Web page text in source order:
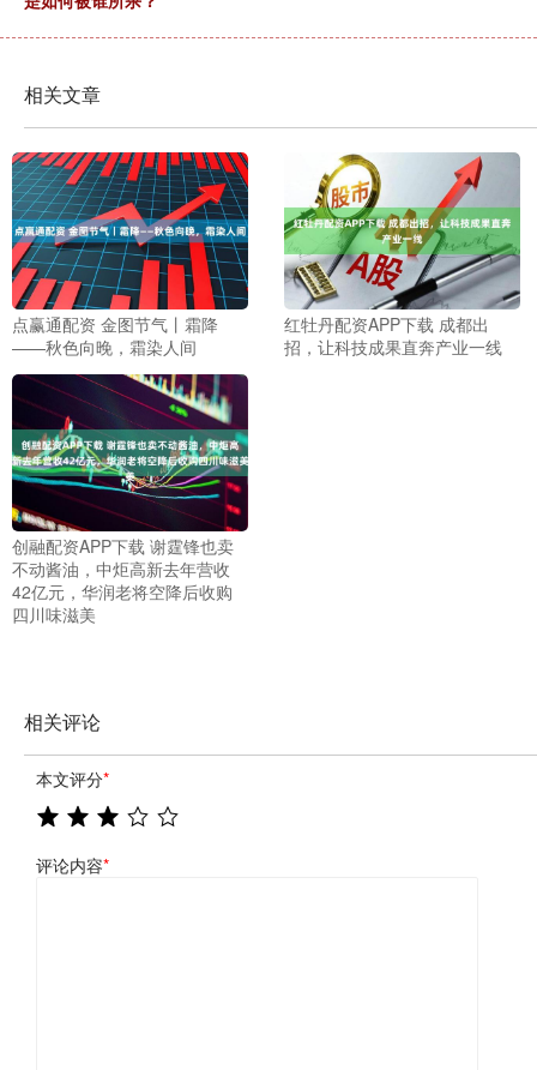
相关文章
点赢通配资 金图节气丨霜降
——秋色向晚，霜染人间
红牡丹配资APP下载 成都出
招，让科技成果直奔产业一线
创融配资APP下载 谢霆锋也卖
不动酱油，中炬高新去年营收
42亿元，华润老将空降后收购
四川味滋美
相关评论
本文评分*
评论内容*